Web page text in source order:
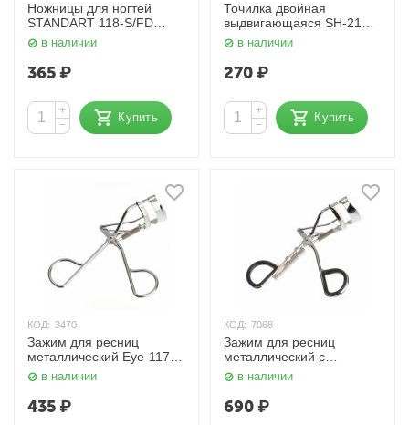
Ножницы для ногтей
STANDART 118-S/FD
Zinger
в наличии
365₽
+
−
Купить
Точилка двойная
выдвигающаяся SH-21
Zinger
в наличии
270₽
+
−
Купить
КОД: 3470
Зажим для ресниц
металлический Eye-117
Zinger
в наличии
435₽
КОД: 7068
Зажим для ресниц
металлический с
запаской Eye-111-SР
Zinger
в наличии
690₽